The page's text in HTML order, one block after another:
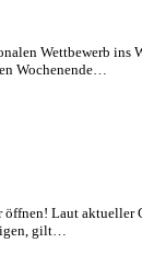
Wettbewerb ins
Wochenende…
Laut
gilt…